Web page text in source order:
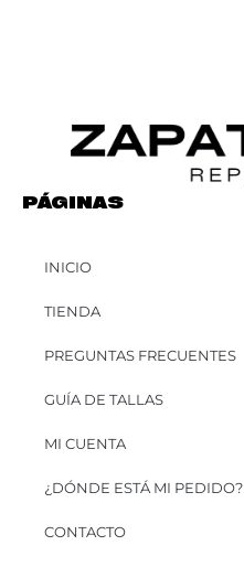
PÁGINAS
INICIO
TIENDA
PREGUNTAS FRECUENTES
GUÍA DE TALLAS
MI CUENTA
¿DÓNDE ESTÁ MI PEDIDO?
CONTACTO